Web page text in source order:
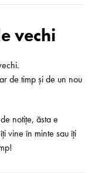
vechi
de timp și de un nou
notițe, ăsta e
vine în minte sau îți